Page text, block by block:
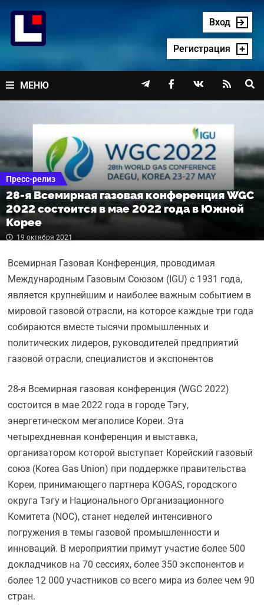
содержимому
Вход
Регистрация
МЕНЮ    
Пресс-релиз
28-я Всемирная газовая конференция WGC
2022 состоится в мае 2022 года в Южной
Корее
19 октября 2021
Всемирная Газовая Конференция, проводимая
Международным Газовым Союзом (IGU) с 1931 года,
является крупнейшим и наиболее важным событием в
мировой газовой отрасли, на которое каждые три года
собираются вместе тысячи промышленных и
политических лидеров, руководителей предприятий
газовой отрасли, специалистов и экспонентов
28-я Всемирная газовая конференция (WGC 2022)
состоится в мае 2022 года в городе Тэгу,
энергетическом мегаполисе Кореи. Эта
четырехдневная конференция и выставка,
организатором которой выступает Корейский газовый
союз (Korea Gas Union) при поддержке правительства
Кореи, принимающего партнера KOGAS, городского
округа Тэгу и Национального Организационного
Комитета (NOC), станет неделей интенсивного
погружения в темы газовой промышленности и
инноваций. В мероприятии примут участие более 500
докладчиков на 70 сессиях, более 350 экспонентов и
более 12 000 участников со всего мира из более чем 90
стран.